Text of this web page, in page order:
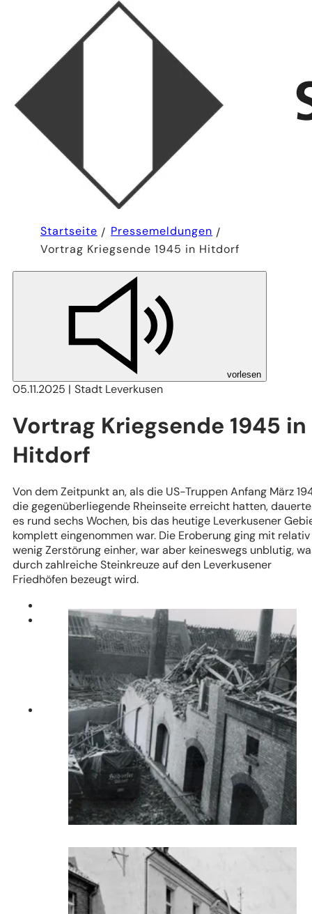
Startseite
Pressemeldungen
Vortrag Kriegsende 1945 in Hitdorf
vorlesen
05.11.2025 Stadt Leverkusen
Vortrag Kriegsende 1945 in
Hitdorf
Von dem Zeitpunkt an, als die US-Truppen Anfang März
die gegenüberliegende Rheinseite erreicht hatten, dauerte
es rund sechs Wochen, bis das heutige Leverkusener
komplett eingenommen war. Die Eroberung ging mit relativ
wenig Zerstörung einher, war aber keineswegs unblutig,
durch zahlreiche Steinkreuze auf den Leverkusener
Friedhöfen bezeugt wird.